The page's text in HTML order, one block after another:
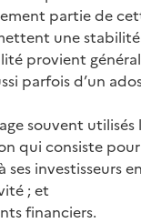
partie de
une
provient
parfois d’un
souvent utilisés
qui consiste
investisseurs
; et
financiers.